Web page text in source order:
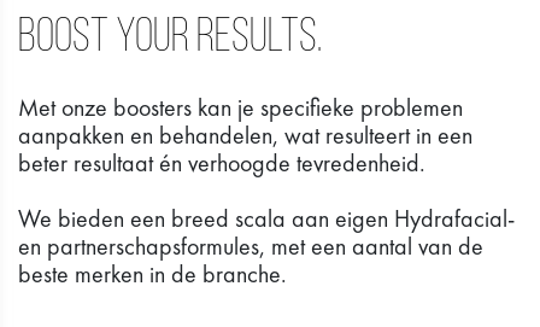
Boost your results.
Met onze boosters kan je specifieke problemen
aanpakken en behandelen, wat resulteert in een
beter resultaat én verhoogde tevredenheid.
​​​​​​​We bieden een breed scala aan eigen Hydrafacial-
en partnerschapsformules, met een aantal van de
beste merken in de branche.